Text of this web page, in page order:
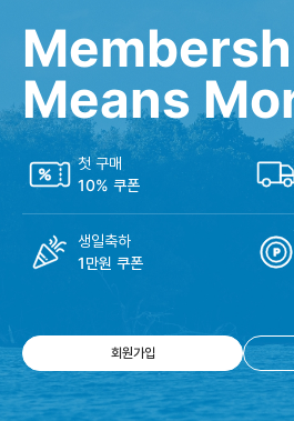
Means
첫 구매
10% 쿠폰
생일축하
1만원 쿠폰
회원가입